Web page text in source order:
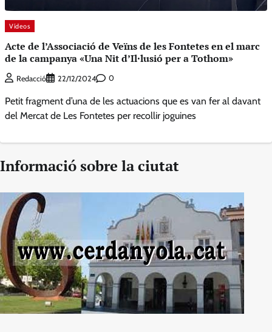
Vídeos
Acte de l’Associació de Veïns de les Fontetes en el marc
de la campanya «Una Nit d’Il·lusió per a Tothom»
Redacció 22/12/2024 0
Petit fragment d’una de les actuacions que es van fer al davant
del Mercat de Les Fontetes per recollir joguines
Informació sobre la ciutat